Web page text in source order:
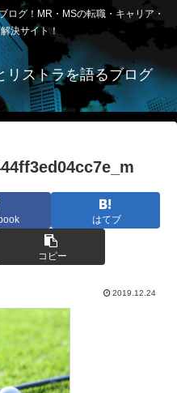
ログ！MR・MSの転職・キャリア・
決サイト！
リストラを語るブログ
はてブ
コピー
2019.12.24